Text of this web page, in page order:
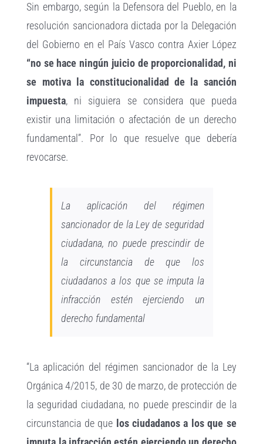
Sin embargo, según la Defensora del Pueblo, en la
resolución sancionadora dictada por la Delegación
del Gobierno en el País Vasco contra Axier López
“no se hace ningún juicio de proporcionalidad, ni
se motiva la constitucionalidad de la sanción
impuesta, ni siguiera se considera que pueda
existir una limitación o afectación de un derecho
fundamental”. Por lo que resuelve que debería
revocarse.
La aplicación del régimen
sancionador de la Ley de seguridad
ciudadana, no puede prescindir de
la circunstancia de que los
ciudadanos a los que se imputa la
infracción estén ejerciendo un
derecho fundamental
“La aplicación del régimen sancionador de la Ley
Orgánica 4/2015, de 30 de marzo, de protección de
la seguridad ciudadana, no puede prescindir de la
circunstancia de que los ciudadanos a los que se